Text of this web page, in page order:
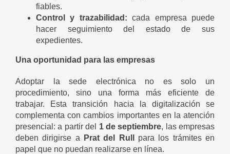
fiables.
Control y trazabilidad: cada empresa puede
hacer seguimiento del estado de sus
expedientes.
Una oportunidad para las empresas
Adoptar la sede electrónica no es solo un
procedimiento, sino una forma más eficiente de
trabajar. Esta transición hacia la digitalización se
complementa con cambios importantes en la atención
presencial: a partir del 1 de septiembre, las empresas
deben dirigirse a
Prat del Rull
para los trámites en
papel que no puedan realizarse en línea.